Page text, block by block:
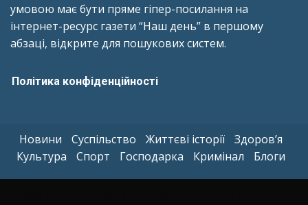
умовою має бути пряме гіпер-посилання на
інтернет-ресурс газети “Наш день” в першому
абзаці, відкрите для пошукових систем.
Політика конфіденційності
Новини Суспільство Життєві історії
Здоров’я
Культура
Спорт Господарка Кримінал Блоги